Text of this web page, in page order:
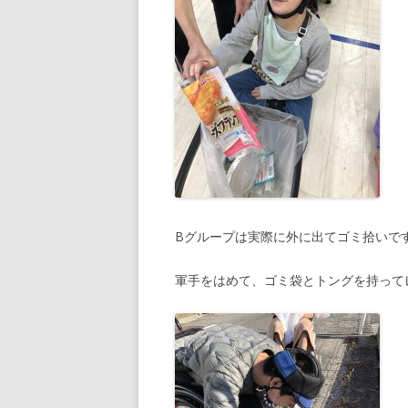
Bグループは実際に外に出てゴミ拾いで
軍手をはめて、ゴミ袋とトングを持って